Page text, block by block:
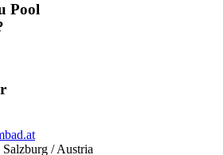
Pool
/ Austria